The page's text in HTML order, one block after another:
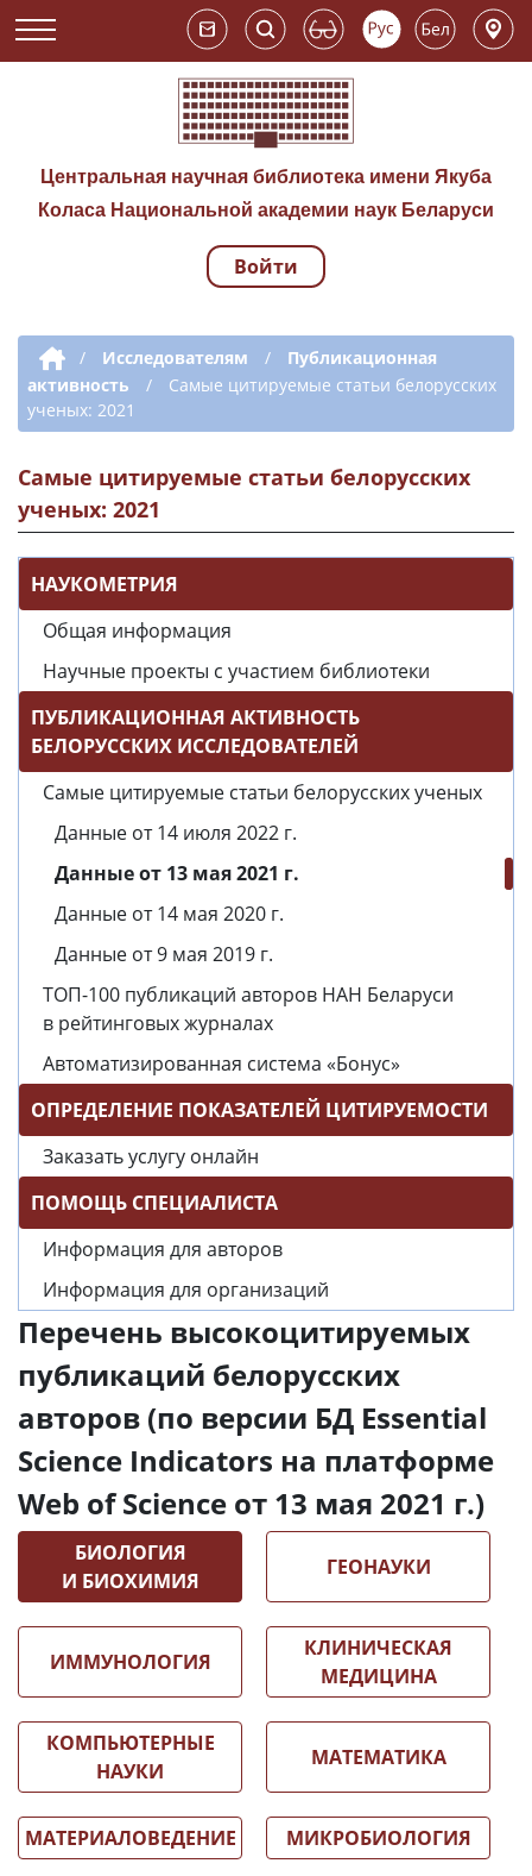
Центральная научная библиотека имени Якуба
Коласа Национальной академии наук Беларуси
Навигация по
Войти
Дополнительная навигация
/ Исследователям /
Публикационная
активность
/
Самые цитируемые статьи белорусских
ученых: 2021
Самые цитируемые статьи белорусских
ученых: 2021
НАУКОМЕТРИЯ
Общая информация
Научные проекты с участием библиотеки
ПУБЛИКАЦИОННАЯ АКТИВНОСТЬ
БЕЛОРУССКИХ ИССЛЕДОВАТЕЛЕЙ
Самые цитируемые статьи белорусских ученых
Данные от 14 июля 2022 г.
Данные от 13 мая 2021 г.
Данные от 14 мая 2020 г.
Данные от 9 мая 2019 г.
ТОП-100 публикаций авторов НАН Беларуси
в рейтинговых журналах
Автоматизированная система «Бонус»
ОПРЕДЕЛЕНИЕ ПОКАЗАТЕЛЕЙ ЦИТИРУЕМОСТИ
Заказать услугу онлайн
ПОМОЩЬ СПЕЦИАЛИСТА
Информация для авторов
Информация для организаций
Перечень высокоцитируемых
публикаций белорусских
авторов (по версии БД Essential
Science Indicators на платформе
Web of Science от 13 мая 2021 г.)
БИОЛОГИЯ
И БИОХИМИЯ
ГЕОНАУКИ
ИММУНОЛОГИЯ
КЛИНИЧЕСКАЯ
МЕДИЦИНА
КОМПЬЮТЕРНЫЕ
НАУКИ
МАТЕМАТИКА
МАТЕРИАЛОВЕДЕНИЕ МИКРОБИОЛОГИЯ